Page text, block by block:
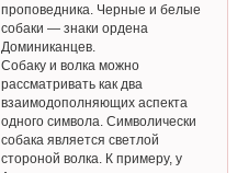
проповедника. Черные и белые
собаки — знаки ордена
Доминиканцев.
Собаку и волка можно
рассматривать как два
взаимодополняющих аспекта
одного символа. Символически
собака является светлой
стороной волка. К примеру, у